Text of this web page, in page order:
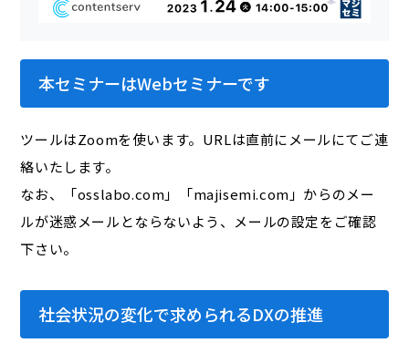
本セミナーはWebセミナーです
ツールはZoomを使います。URLは直前にメールにてご連
絡いたします。
なお、「osslabo.com」「majisemi.com」からのメー
ルが迷惑メールとならないよう、メールの設定をご確認
下さい。
社会状況の変化で求められるDXの推進